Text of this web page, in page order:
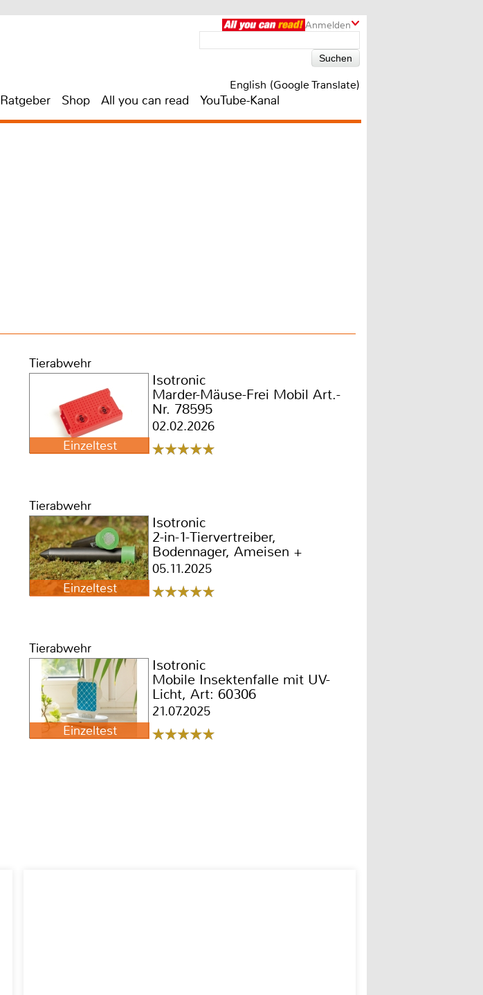
Anmelden
English (Google Translate)
Ratgeber Shop All you can read YouTube-Kanal
Tierabwehr
Einzeltest
Isotronic
Marder-Mäuse-Frei Mobil Art.-
Nr. 78595
02.02.2026
Tierabwehr
Einzeltest
Isotronic
2-in-1-Tiervertreiber,
Bodennager, Ameisen +
Wildtiere Art: 70110
05.11.2025
Tierabwehr
Einzeltest
Isotronic
Mobile Insektenfalle mit UV-
Licht, Art: 60306
21.07.2025